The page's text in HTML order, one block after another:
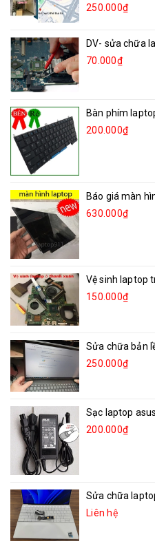
250.000₫
DV- sửa chữa
70.000₫
Bàn phím
200.000₫
Báo giá màn
630.000₫
Vệ sinh laptop
150.000₫
Sửa chữa bản
250.000₫
Sạc laptop asus
200.000₫
Sửa chữa
Liên hệ